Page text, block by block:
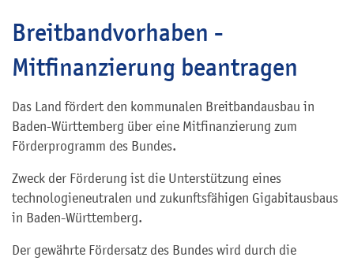
Breitbandvorhaben -
Mitfinanzierung beantragen
Das Land fördert den kommunalen Breitbandausbau in
Baden-Württemberg über eine Mitfinanzierung zum
Förderprogramm des Bundes.
Zweck der Förderung ist die Unterstützung eines
technologieneutralen und zukunftsfähigen Gigabitausbaus
in Baden-Württemberg.
Der gewährte Fördersatz des Bundes wird durch die